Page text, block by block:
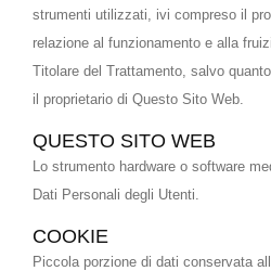
strumenti utilizzati, ivi compreso il
relazione al funzionamento e alla
Titolare del Trattamento, salvo
il proprietario di Questo Sito Web.
QUESTO SITO WEB
Lo strumento hardware o software
Dati Personali degli Utenti.
COOKIE
Piccola porzione di dati conservata